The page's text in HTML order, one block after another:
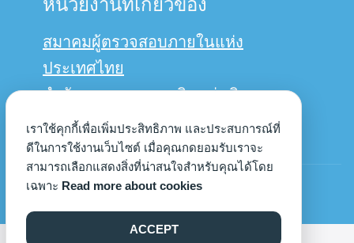
หน่วยงานที่เกี่ยวข้อง
สมาคมผู้ตรวจสอบภายในแห่ง
ประเทศไทย
สำนักงานการตรวจเงินแผ่นดิน
กรมบัญชีกลาง
© Copyright 2022us
เราใช้คุกกี้เพื่อเพิ่มประสิทธิภาพ และประสบการณ์ที่
ดีในการใช้งานเว็บไซต์ เมื่อคุณกดยอมรับเราจะ
สามารถเลือกแสดงสิ่งที่น่าสนใจสำหรับคุณได้โดย
เฉพาะ Read more about cookies
ACCEPT